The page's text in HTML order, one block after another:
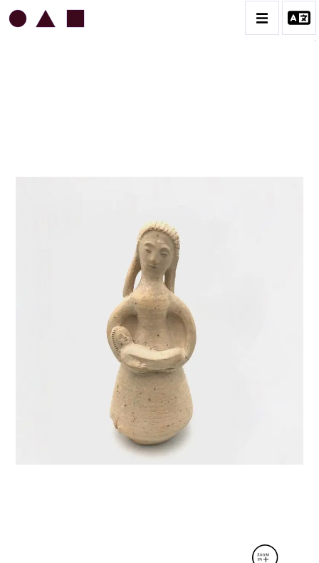
ART SACRÉ
BESTIAIRE
BOUQUETIÈRES
CÉRAMIQUE ARCHITECTURALE
CÉRAMIQUE DU QUOTIDIEN
COUPES ET PLATS
DIVERS
PERSONNAGES
PIÈCES A MAIN ET CENDRIERS
PLANTES
SCÈNES DE LA VIE
SCULPTURE ABSTRAITE
VASES
VASES SCULPTURES